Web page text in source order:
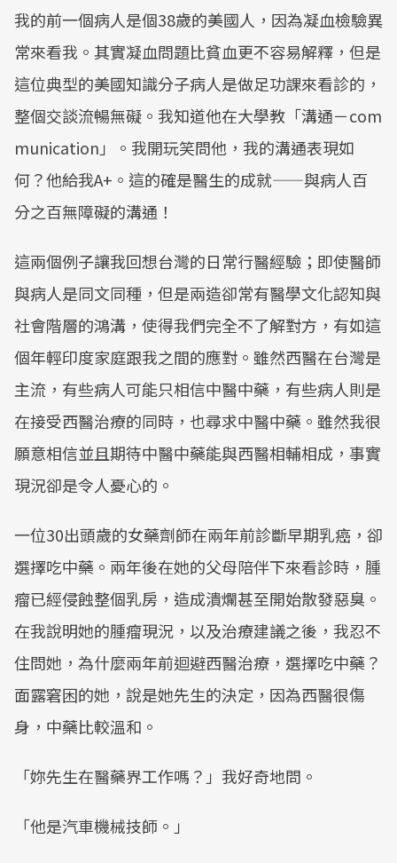
我的前一個病人是個38歲的美國人，因為凝血檢驗異
常來看我。其實凝血問題比貧血更不容易解釋，但是
這位典型的美國知識分子病人是做足功課來看診的，
整個交談流暢無礙。我知道他在大學教「溝通－com
munication」。我開玩笑問他，我的溝通表現如
何？他給我A+。這的確是醫生的成就——與病人百
分之百無障礙的溝通！
這兩個例子讓我回想台灣的日常行醫經驗；即使醫師
與病人是同文同種，但是兩造卻常有醫學文化認知與
社會階層的鴻溝，使得我們完全不了解對方，有如這
個年輕印度家庭跟我之間的應對。雖然西醫在台灣是
主流，有些病人可能只相信中醫中藥，有些病人則是
在接受西醫治療的同時，也尋求中醫中藥。雖然我很
願意相信並且期待中醫中藥能與西醫相輔相成，事實
現況卻是令人憂心的。
一位30出頭歲的女藥劑師在兩年前診斷早期乳癌，卻
選擇吃中藥。兩年後在她的父母陪伴下來看診時，腫
瘤已經侵蝕整個乳房，造成潰爛甚至開始散發惡臭。
在我說明她的腫瘤現況，以及治療建議之後，我忍不
住問她，為什麼兩年前迴避西醫治療，選擇吃中藥？
面露窘困的她，說是她先生的決定，因為西醫很傷
身，中藥比較溫和。
「妳先生在醫藥界工作嗎？」我好奇地問。
「他是汽車機械技師。」